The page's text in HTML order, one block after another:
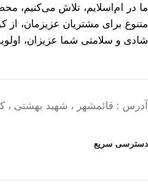
ما در ام‌اسلایم، تلاش می‌کنیم،
متنوع برای مشتریان عزیزمان، از
شادی و سلامتی شما عزیزان،
آدرس : قائمشهر ، شهید بهشتی ، کوچه لاله
دسترسی سریع